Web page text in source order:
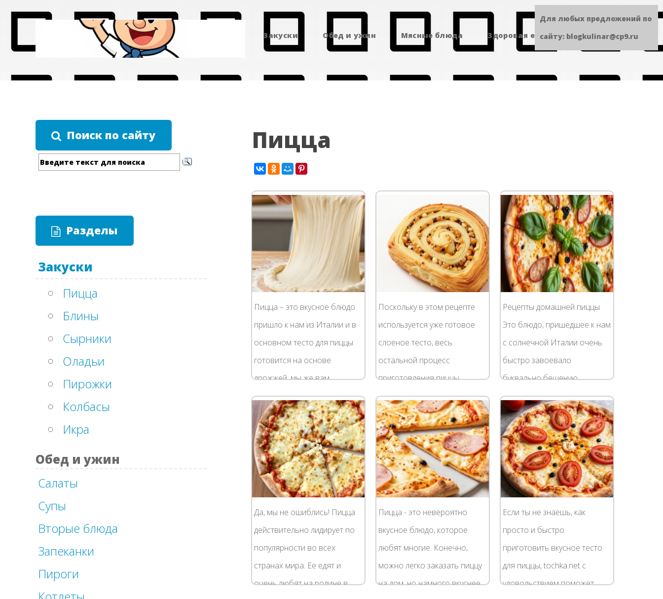
Закуски Обед и ужин Мясные блюда Здоровая еда Сладенькое
Поиск по сайту
Разделы
Закуски
Пицца
Блины
Сырники
Оладьи
Пирожки
Колбасы
Икра
Обед и ужин
Салаты
Супы
Вторые блюда
Запеканки
Пироги
Пицца
Пицца – это вкусное блюдо
пришло к нам из Италии и в
основном тесто для пиццы
готовится на основе
дрожжей, мы же вам
предлагаем приготовить
тесто для пиццы без
дрожжей. Пицца
представляет собой...
Поскольку в этом рецепте
используется уже готовое
слоеное тесто, весь
остальной процесс
приготовления пиццы
никакого труда для вас не
составит :) Пиццы
напоминают бутончики роз и
отлично...
Рецепты домашней пиццы
Это блюдо, пришедшее к нам
с солнечной Италии очень
быстро завоевало
буквально бешеную
популярность. Более того,
классический рецепт со
временем стал гораздо реже,
нежели...
Да, мы не ошиблись! Пицца
действительно лидирует по
популярности во всех
странах мира. Ее едят и
очень любят на родине в
Пицца - это невероятно
вкусное блюдо, которое
любят многие. Конечно,
можно легко заказать пиццу
на дом, но намного вкуснее
Если ты не знаешь, как
просто и быстро
приготовить вкусное тесто
для пиццы, tochka.net с
удовольствием поможет
Для любых предложений по
сайту: blogkulinar@cp9.ru